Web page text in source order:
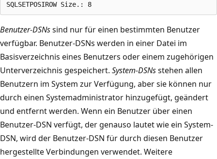
Benutzer-DSNssind nur für einen bestimmten Benutzer
verfügbar. Benutzer-DSNs werden in einer Datei im
Basisverzeichnis eines Benutzers oder einem zugehörigen
Unterverzeichnis gespeichert. System-DSNsstehen allen
Benutzern im System zur Verfügung, aber sie können nur
durch einen Systemadministrator hinzugefügt, geändert
und entfernt werden. Wenn ein Benutzer über einen
Benutzer-DSN verfügt, der genauso lautet wie ein System-
DSN, wird der Benutzer-DSN für durch diesen Benutzer
hergestellte Verbindungen verwendet. Weitere